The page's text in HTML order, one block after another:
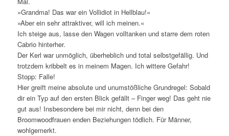
»Grandma! Das war ein Vollidiot in Hellblau!«
»Aber ein sehr attraktiver, will ich meinen.«
Ich steige aus, lasse den Wagen volltanken und starre dem roten
Cabrio hinterher.
Der Kerl war unmöglich, überheblich und total selbstgefällig. Und
trotzdem kribbelt es in meinem Magen. Ich wittere Gefahr!
Stopp: Falle!
Hier greift meine absolute und unumstößliche Grundregel: Sobald
dir ein Typ auf den ersten Blick gefällt – Finger weg! Das geht nie
gut aus! Insbesondere bei mir nicht, denn bei den
Broomwoodfrauen enden Beziehungen tödlich. Für Männer,
wohlgemerkt.